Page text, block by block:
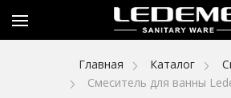
Главная Каталог
Смеситель для ванны